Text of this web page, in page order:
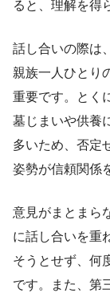
ると、理解を得
話し合いの際は
親族一人ひとり
重要です。とく
墓じまいや供養
多いため、否定
姿勢が信頼関係
意見がまとまら
に話し合いを重
そうとせず、何
です。また、第